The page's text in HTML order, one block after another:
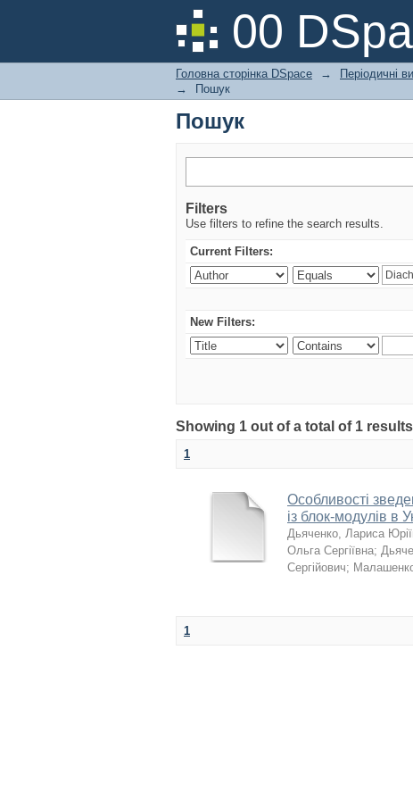
00
Пошук
Головна сторінка DSpace → Періодичні
→
Пошук
Пошук
Filters
Use filters to refine the search results.
Current Filters:
New Filters:
Showing 1 out of a total of 1
1
Особливості
із блок-модулів в
Дьяченко, Лариса
Ольга Сергіївна;
Сергійович;
1